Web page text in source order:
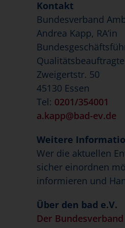
Kontakt
Bundesverband
Andrea Kapp, RA‘in
Qualitätsbeauftragte
Zweigertstr. 50
45130 Essen
Tel: 0201/354001
a.kapp@bad-ev.de
Weitere
Wer die aktuellen
sicher einordnen
informieren und
Über den bad e.V.
Der